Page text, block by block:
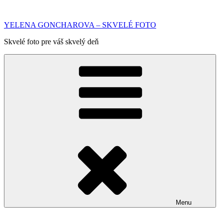
obsah
YELENA GONCHAROVA – SKVELÉ FOTO
Skvelé foto pre váš skvelý deň
Menu